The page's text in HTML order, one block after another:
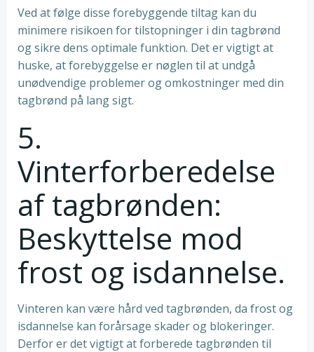
Ved at følge disse forebyggende tiltag kan du
minimere risikoen for tilstopninger i din tagbrønd
og sikre dens optimale funktion. Det er vigtigt at
huske, at forebyggelse er nøglen til at undgå
unødvendige problemer og omkostninger med din
tagbrønd på lang sigt.
5.
Vinterforberedelse
af tagbrønden:
Beskyttelse mod
frost og isdannelse.
Vinteren kan være hård ved tagbrønden, da frost og
isdannelse kan forårsage skader og blokeringer.
Derfor er det vigtigt at forberede tagbrønden til